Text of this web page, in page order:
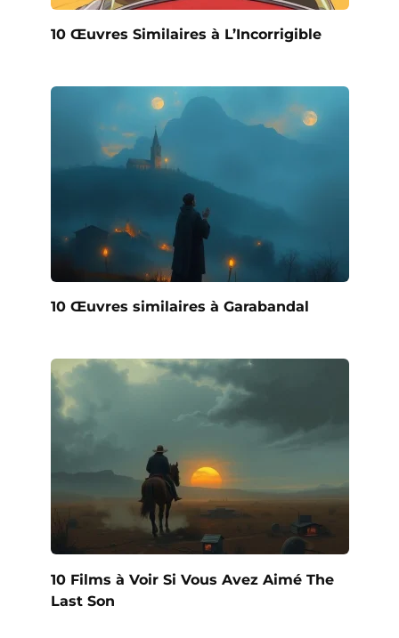
10 Œuvres Similaires à L’Incorrigible
10 Œuvres similaires à Garabandal
10 Films à Voir Si Vous Avez Aimé The
Last Son